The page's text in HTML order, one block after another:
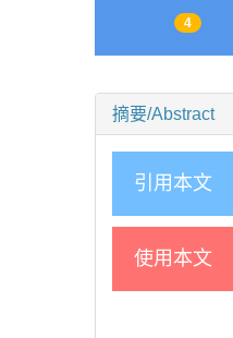
4
摘要/Abstract
引用本文
使用本文